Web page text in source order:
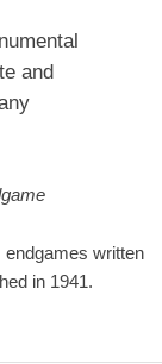
and
written
in 1941.